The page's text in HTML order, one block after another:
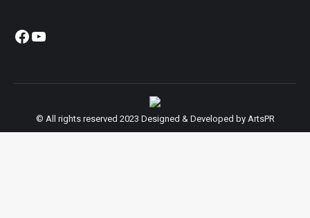
Facebook
YouTube
© All rights reserved 2023 Designed & Developed by ArtsPR